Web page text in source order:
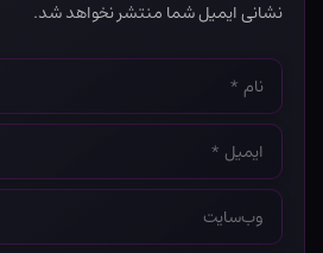
نشانی ایمیل شما منتشر نخواهد شد.
نام
*
ایمیل
*
وب‌سایت
*